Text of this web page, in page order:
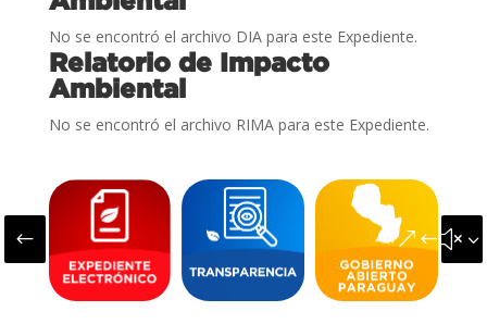
No se encontró el archivo DIA para este Expediente.
Relatorio de Impacto
Ambiental
No se encontró el archivo RIMA para este Expediente.
#